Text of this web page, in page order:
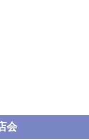
会